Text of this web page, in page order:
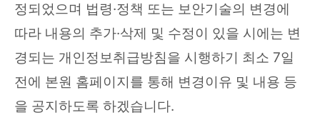
정되었으며 법령·정책 또는 보안기술의 변경에
따라 내용의 추가·삭제 및 수정이 있을 시에는 변
경되는 개인정보취급방침을 시행하기 최소 7일
전에 본원 홈페이지를 통해 변경이유 및 내용 등
을 공지하도록 하겠습니다.